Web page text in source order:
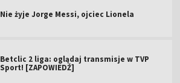
Nie żyje Jorge Messi, ojciec Lionela
Betclic 2 liga: oglądaj transmisje w TVP
Sport! [ZAPOWIEDŹ]